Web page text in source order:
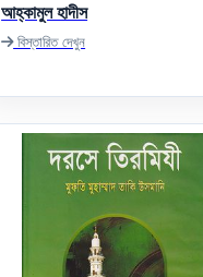
আহ্‌কামুল হাদীস
বিস্তারিত দেখুন